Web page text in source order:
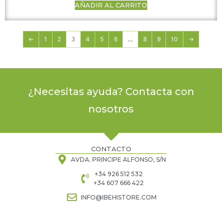
AÑADIR AL CARRITO
← 1 2 3 4 5 6 … 8 9 10 →
¿Necesitas ayuda? Contacta con
nosotros
CONTACTO
AVDA. PRINCIPE ALFONSO, S/N
+34 926 512 532
+34 607 666 422
INFO@IBEHISTORE.COM